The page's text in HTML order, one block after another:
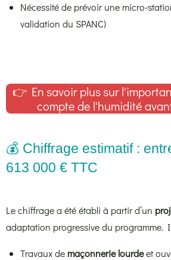
Nécessité de prévoir une micro-
validation du SPANC)
👉 En savoir plus sur
compte de l'humidité
💰 Chiffrage estimatif :
613 000 € TTC
Le chiffrage a été établi à partir d’un
adaptation progressive du programme.
Travaux de maçonnerie lourdeet